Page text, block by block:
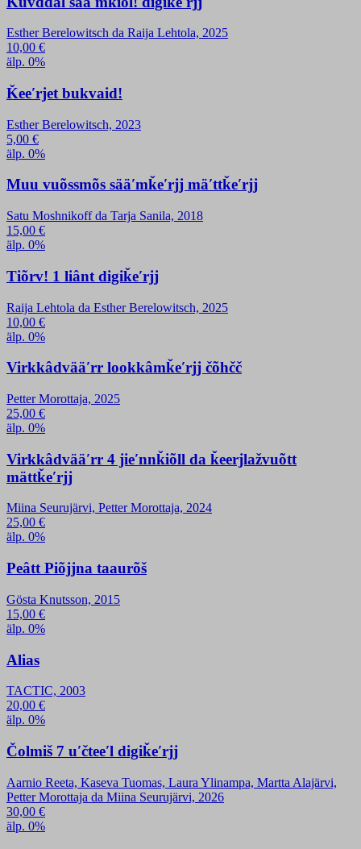
Esther Berelowitsch da Raija Lehtola, 2025
10,00 €
älp. 0%
Ǩeeʹrjet bukvaid!
Esther Berelowitsch, 2023
5,00 €
älp. 0%
Muu vuõssmõs sääʹmǩeʹrjj mäʹttǩeʹrjj
Satu Moshnikoff da Tarja Sanila, 2018
15,00 €
älp. 0%
Tiõrv! 1 liânt digiǩeʹrjj
Raija Lehtola da Esther Berelowitsch, 2025
10,00 €
älp. 0%
Virkkâdvääʹrr lookkâmǩeʹrjj čõhčč
Petter Morottaja, 2025
25,00 €
älp. 0%
Virkkâdvääʹrr 4 jieʹnnǩiõll da ǩeerjlažvuõtt
mättǩeʹrjj
Miina Seurujärvi, Petter Morottaja, 2024
25,00 €
älp. 0%
Peâtt Piõjjna taaurõš
Gösta Knutsson, 2015
15,00 €
älp. 0%
Alias
TACTIC, 2003
20,00 €
älp. 0%
Čolmiš 7 uʹčteeʹl digiǩeʹrjj
Aarnio Reeta, Kaseva Tuomas, Laura Ylinampa, Martta Alajärvi,
Petter Morottaja da Miina Seurujärvi, 2026
30,00 €
älp. 0%